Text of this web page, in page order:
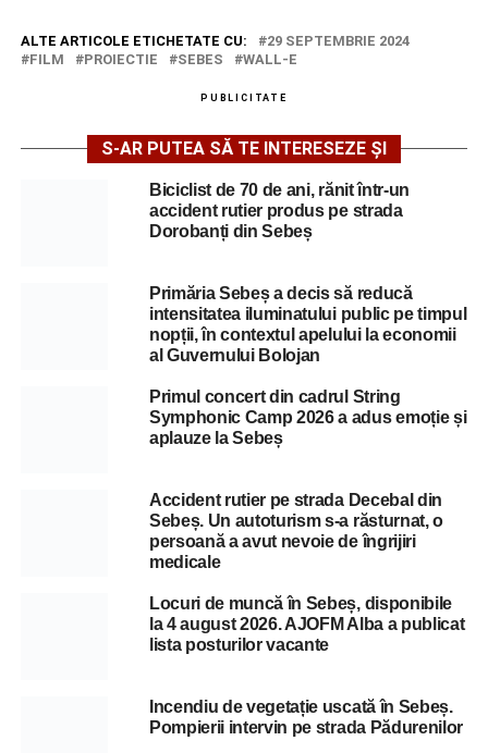
ALTE ARTICOLE ETICHETATE CU:
29 SEPTEMBRIE 2024
FILM
PROIECTIE SEBES WALL-E
PUBLICITATE
S-AR PUTEA SĂ TE INTERESEZE ȘI
Biciclist de 70 de ani, rănit într-un
accident rutier produs pe strada
Dorobanți din Sebeș
Primăria Sebeș a decis să reducă
intensitatea iluminatului public pe timpul
nopții, în contextul apelului la economii
al Guvernului Bolojan
Primul concert din cadrul String
Symphonic Camp 2026 a adus emoție și
aplauze la Sebeș
Accident rutier pe strada Decebal din
Sebeș. Un autoturism s-a răsturnat, o
persoană a avut nevoie de îngrijiri
medicale
Locuri de muncă în Sebeș, disponibile
la 4 august 2026. AJOFM Alba a publicat
lista posturilor vacante
Incendiu de vegetație uscată în Sebeș.
Pompierii intervin pe strada Pădurenilor